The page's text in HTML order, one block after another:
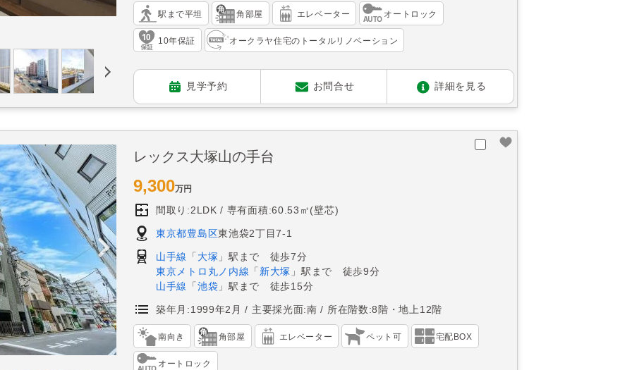
駅まで平坦 角部屋 エレベーター オートロック
10年保証 オークラヤ住宅のトータルリノベーション
見学予約 お問合せ 詳細を見る
レックス大塚山の手台
9,300万円
間取り:2LDK 専有面積:60.53㎡(壁芯)
東京都豊島区東池袋2丁目7-1
山手線 「 大塚 」駅まで 徒歩7分
東京メトロ丸ノ内線 「 新大塚 」駅まで 徒歩9分
山手線
「 池袋 」駅まで 徒歩15分
築年月:1999年2月 主要採光面:南 所在階数:8階・地上12階
南向き 角部屋 エレベーター ペット可 宅配BOX
オートロック